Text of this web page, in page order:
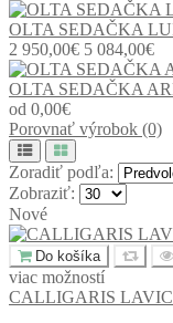
OLTA SEDAČKA
2 950,00€ 5 084,00€
OLTA SEDAČKA
od 0,00€
Porovnať výrobok (0)
Zoradiť podľa:
Zobraziť:
Nové
Do košíka
viac možností
CALLIGARIS